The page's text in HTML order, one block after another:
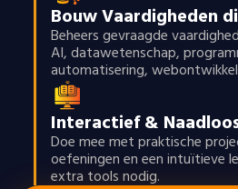
Bouw Vaardigheden
Beheers gevraagde
AI, datawetenschap,
automatisering,
Interactief &
Doe mee met praktische
oefeningen en een intuïtieve
extra tools nodig.